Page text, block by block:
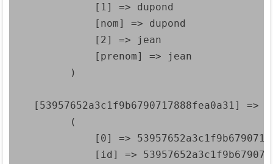
            [1] => dupond
            [nom] => dupond
            [2] => jean
            [prenom] => jean
        )
[53957652a3c1f9b6790717888fea0a31] =>
        (
[0] =>
[id] =>